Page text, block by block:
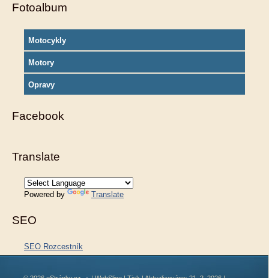
Fotoalbum
Motocykly
Motory
Opravy
Facebook
Translate
Powered by Translate
SEO
SEO Rozcestník